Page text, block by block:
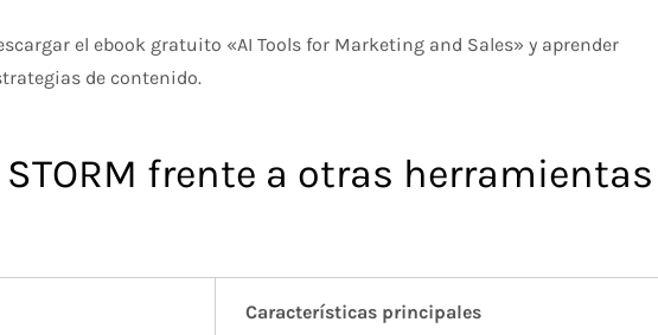
el ebook gratuito «AI Tools for Marketing and Sales» y aprender
de contenido.
frente a otras herramientas
Características principales